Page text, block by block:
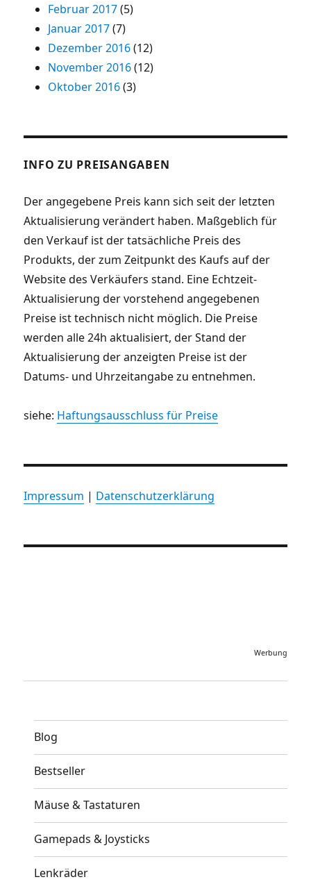
Februar 2017(5)
Januar 2017(7)
Dezember 2016(12)
November 2016(12)
Oktober 2016(3)
INFO ZU PREISANGABEN
Der angegebene Preis kann sich seit der letzten
Aktualisierung verändert haben. Maßgeblich für
den Verkauf ist der tatsächliche Preis des
Produkts, der zum Zeitpunkt des Kaufs auf der
Website des Verkäufers stand. Eine Echtzeit-
Aktualisierung der vorstehend angegebenen
Preise ist technisch nicht möglich. Die Preise
werden alle 24h aktualisiert, der Stand der
Aktualisierung der anzeigten Preise ist der
Datums- und Uhrzeitangabe zu entnehmen.
siehe: Haftungsausschluss für Preise
Impressum | Datenschutzerklärung
Werbung
Blog
Bestseller
Mäuse & Tastaturen
Gamepads & Joysticks
Lenkräder